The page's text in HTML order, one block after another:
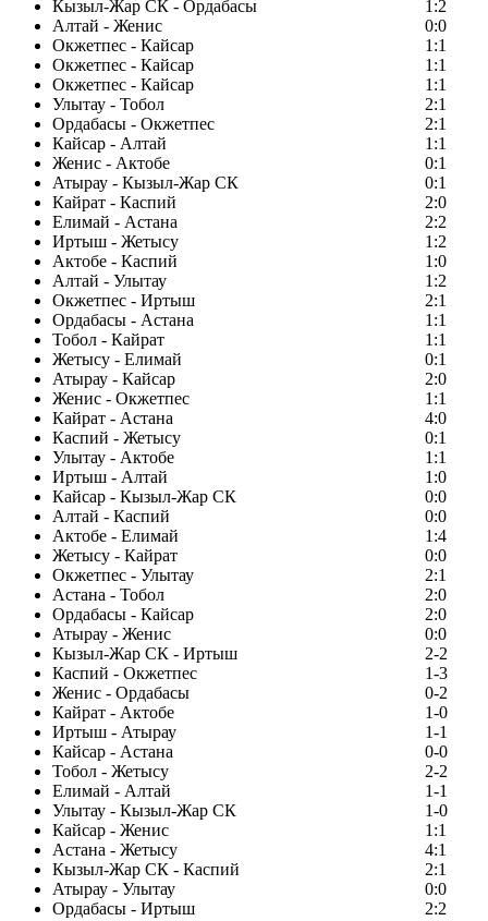
Кызыл-Жар СК - Ордабасы
1:2
Алтай - Женис
0:0
Окжетпес - Кайсар
1:1
Окжетпес - Кайсар
1:1
Окжетпес - Кайсар
1:1
Улытау - Тобол
2:1
Ордабасы - Окжетпес
2:1
Кайсар - Алтай
1:1
Женис - Актобе
0:1
Атырау - Кызыл-Жар СК
0:1
Кайрат - Каспий
2:0
Елимай - Астана
2:2
Иртыш - Жетысу
1:2
Актобе - Каспий
1:0
Алтай - Улытау
1:2
Окжетпес - Иртыш
2:1
Ордабасы - Астана
1:1
Тобол - Кайрат
1:1
Жетысу - Елимай
0:1
Атырау - Кайсар
2:0
Женис - Окжетпес
1:1
Кайрат - Астана
4:0
Каспий - Жетысу
0:1
Улытау - Актобе
1:1
Иртыш - Алтай
1:0
Кайсар - Кызыл-Жар СК
0:0
Алтай - Каспий
0:0
Актобе - Елимай
1:4
Жетысу - Кайрат
0:0
Окжетпес - Улытау
2:1
Астана - Тобол
2:0
Ордабасы - Кайсар
2:0
Атырау - Женис
0:0
Кызыл-Жар СК - Иртыш
2-2
Каспий - Окжетпес
1-3
Женис - Ордабасы
0-2
Кайрат - Актобе
1-0
Иртыш - Атырау
1-1
Кайсар - Астана
0-0
Тобол - Жетысу
2-2
Елимай - Алтай
1-1
Улытау - Кызыл-Жар СК
1-0
Кайсар - Женис
1:1
Астана - Жетысу
4:1
Кызыл-Жар СК - Каспий
2:1
Атырау - Улытау
0:0
Ордабасы - Иртыш
2:2